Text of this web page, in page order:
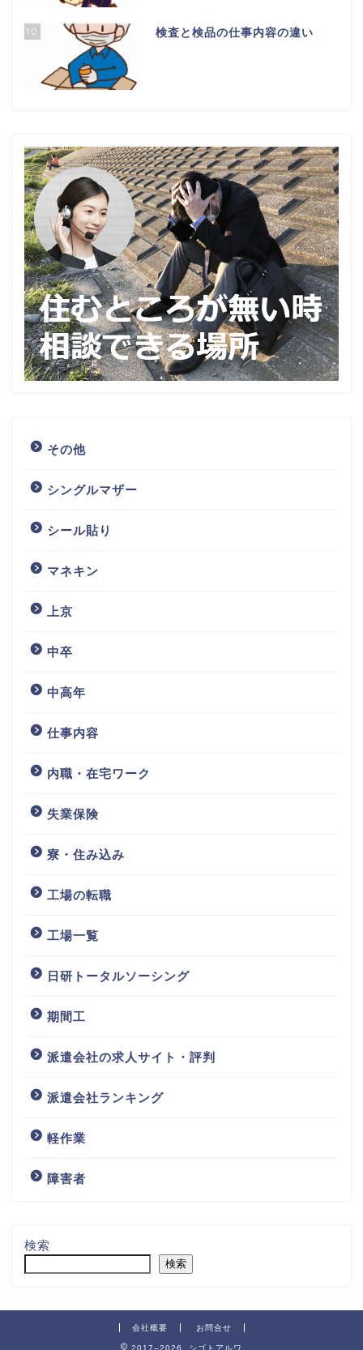
10 検査と検品の仕事内容の違い
その他
シングルマザー
シール貼り
マネキン
上京
中卒
中高年
仕事内容
内職・在宅ワーク
失業保険
寮・住み込み
工場の転職
工場一覧
日研トータルソーシング
期間工
派遣会社の求人サイト・評判
派遣会社ランキング
軽作業
障害者
検索
検索
会社概要 お問合せ
2017–2026 シゴトアルワ